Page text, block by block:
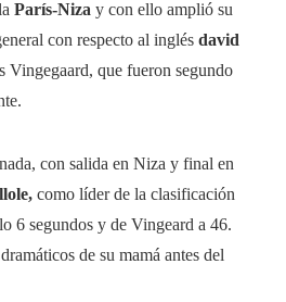
París-Niza y con ello amplió su
con respecto al inglés david
Vingegaard, que fueron segundo
con salida en Niza y final en
como líder de la clasificación
6 segundos y de Vingeard a 46.
de su mamá antes del